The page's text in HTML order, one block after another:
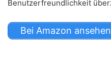
Benutzerfreundlichkeit
Bei Amazon